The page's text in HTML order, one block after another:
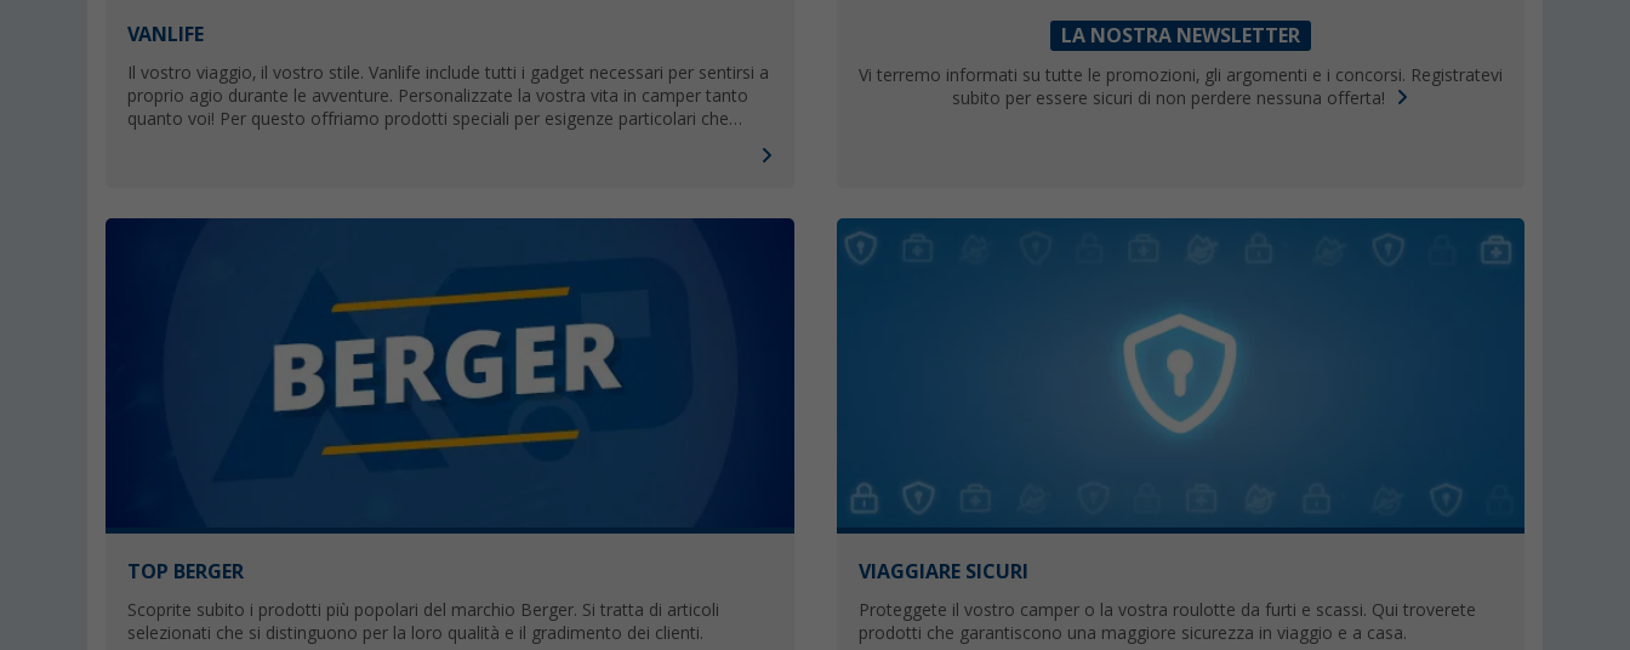
VANLIFE
Il vostro viaggio, il vostro stile. Vanlife include tutti i gadget necessari per sentirsi a
proprio agio durante le avventure. Personalizzate la vostra vita in camper tanto
quanto voi! Per questo offriamo prodotti speciali per esigenze particolari che
LA NOSTRA NEWSLETTER
Vi terremo informati su tutte le promozioni, gli argomenti e i concorsi. Registratevi
subito per essere sicuri di non perdere nessuna offerta!
TOP BERGER
Scoprite subito i prodotti più popolari del marchio Berger. Si tratta di articoli
selezionati che si distinguono per la loro qualità e il gradimento dei clienti.
VIAGGIARE SICURI
Proteggete il vostro camper o la vostra roulotte da furti e scassi. Qui troverete
prodotti che garantiscono una maggiore sicurezza in viaggio e a casa.